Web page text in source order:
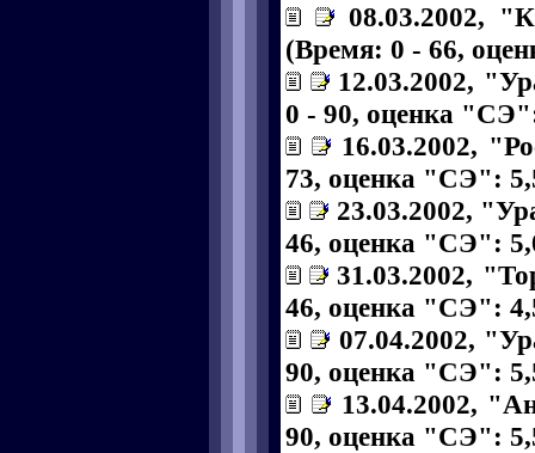
08.03.2002,
(Время: 0 - 66,
12.03.2002,
0 - 90, оценка
16.03.2002,
73, оценка "СЭ":
23.03.2002,
46, оценка "СЭ":
31.03.2002,
46, оценка "СЭ":
07.04.2002,
90, оценка "СЭ":
13.04.2002,
90, оценка "СЭ":